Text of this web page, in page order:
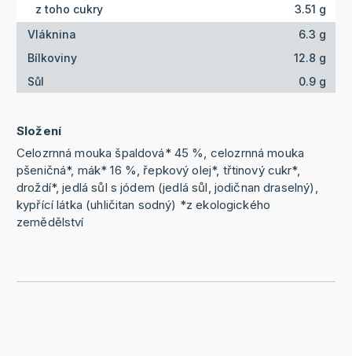
z toho cukry
3.51 g
Vláknina
6.3 g
Bílkoviny
12.8 g
Sůl
0.9 g
Složení
Celozrnná mouka špaldová* 45 %, celozrnná mouka
pšeničná*, mák* 16 %, řepkový olej*, třtinový cukr*,
droždí*, jedlá sůl s jódem (jedlá sůl, jodičnan draselný),
kypřící látka (uhličitan sodný) *z ekologického
zemědělství